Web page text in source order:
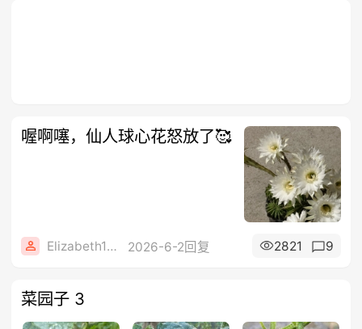
喔啊噻，仙人球心花怒放了🥰
Elizabeth1608 2026-6-2回复 2821 9
菜园子 3